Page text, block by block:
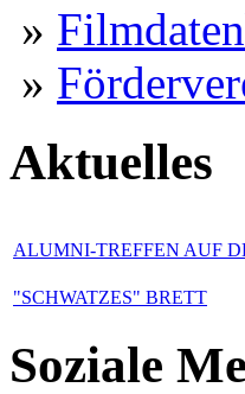
»
»
Aktuelles
ALUMNI-TREFFEN AUF
"SCHWATZES" BRETT
Soziale